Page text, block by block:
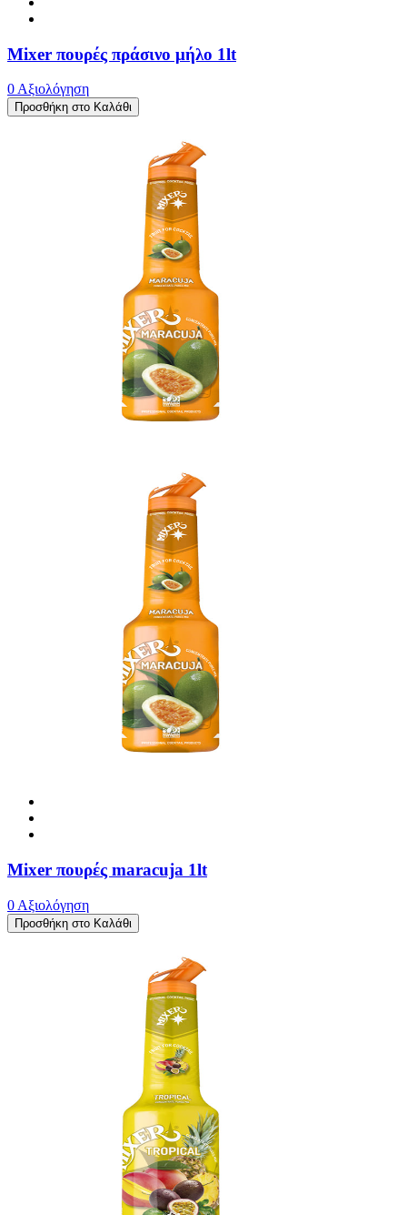
Mixer πουρές πράσινο μήλο 1lt
0 Αξιολόγηση
Προσθήκη στο Καλάθι
Mixer πουρές maracuja 1lt
0 Αξιολόγηση
Προσθήκη στο Καλάθι